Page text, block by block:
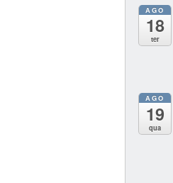
AGO
18
ter
AGO
19
qua